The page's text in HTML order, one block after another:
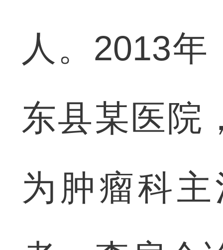
人。2013
东县某医院
为肿瘤科